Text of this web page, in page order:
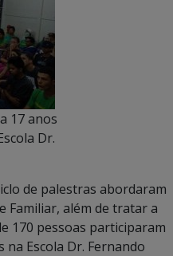
17 anos
Dr.
de palestras abordaram
Familiar, além de tratar a
170 pessoas participaram
na Escola Dr. Fernando